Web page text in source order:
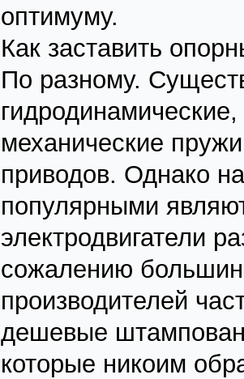
оптимуму.
Как заставить
По разному.
механические
приводов. Однако
популярными
электродвигатели
сожалению
производителей
дешевые
которые никоим